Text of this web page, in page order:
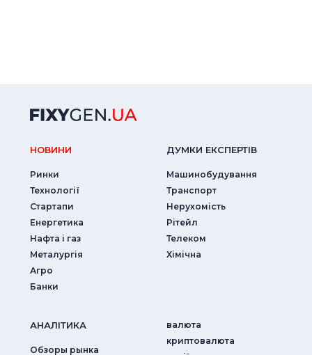
НОВИНИ
Ринки
Технології
Стартапи
Енергетика
Нафта і газ
Металургія
Агро
Банки
ДУМКИ ЕКСПЕРТIВ
Машинобудування
Транспорт
Нерухомість
Рітейл
Телеком
Хімічна
АНАЛIТИКА
Обзоры рынка
валюта
криптовалюта